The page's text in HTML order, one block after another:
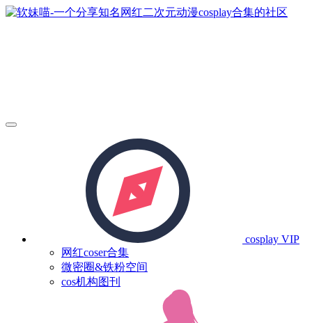
cosplay VIP
网红coser合集
微密圈&铁粉空间
cos机构图刊